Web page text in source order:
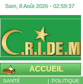
Sam, 8 Août 2026 - 02:59:37
ACCUEIL
SANTÉ
POLITIQUE